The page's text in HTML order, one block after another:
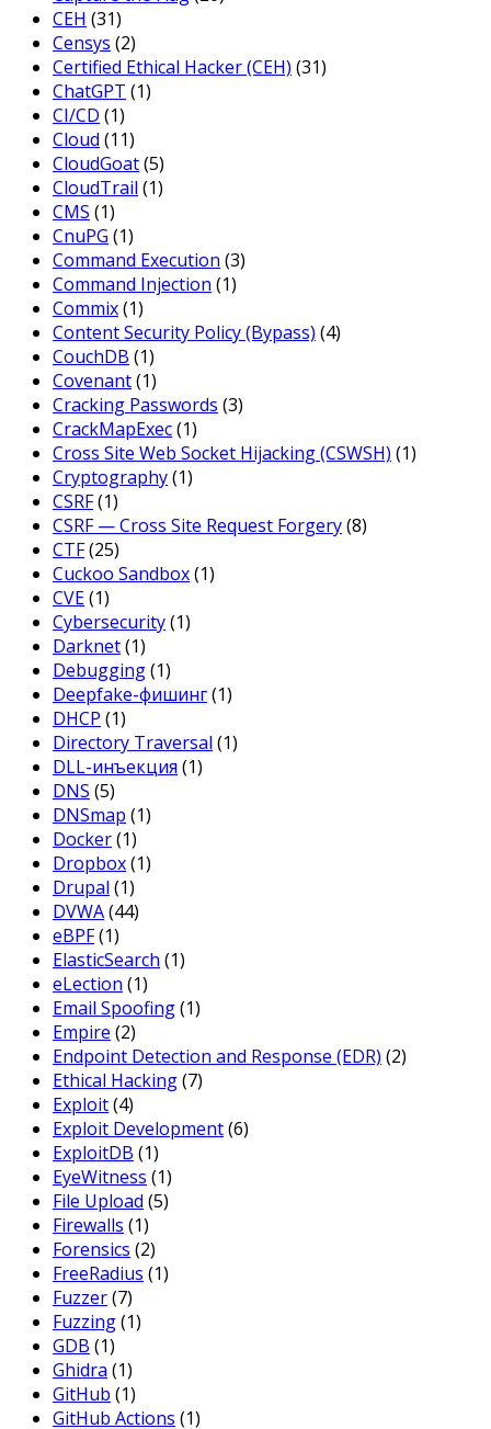
CEH (31)
Censys (2)
Certified Ethical Hacker (CEH) (31)
ChatGPT (1)
CI/CD (1)
Cloud (11)
CloudGoat(5)
CloudTrail (1)
CMS (1)
CnuPG (1)
Command Execution (3)
Command Injection (1)
Commix(1)
Content Security Policy (Bypass) (4)
CouchDB (1)
Covenant(1)
Cracking Passwords (3)
CrackMapExec(1)
Cross Site Web Socket Hijacking (CSWSH) (1)
Cryptography(1)
CSRF(1)
CSRF — Cross Site Request Forgery(8)
CTF(25)
Cuckoo Sandbox(1)
CVE(1)
Cybersecurity(1)
Darknet(1)
Debugging(1)
Deepfake-фишинг(1)
DHCP (1)
Directory Traversal (1)
DLL-инъекция (1)
DNS (5)
DNSmap (1)
Docker(1)
Dropbox(1)
Drupal (1)
DVWA(44)
eBPF(1)
ElasticSearch (1)
eLection (1)
Email Spoofing(1)
Empire (2)
Endpoint Detection and Response (EDR) (2)
Ethical Hacking(7)
Exploit(4)
Exploit Development(6)
ExploitDB (1)
EyeWitness (1)
File Upload (5)
Firewalls (1)
Forensics (2)
FreeRadius (1)
Fuzzer(7)
Fuzzing(1)
GDB (1)
Ghidra (1)
GitHub (1)
GitHub Actions (1)